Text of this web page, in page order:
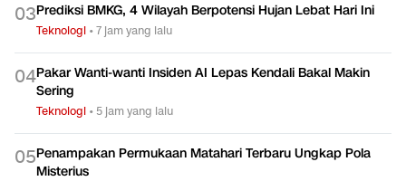
03Prediksi BMKG, 4 Wilayah Berpotensi Hujan Lebat Hari Ini
Teknologi •7 jam yang lalu
04Pakar Wanti-wanti Insiden AI Lepas Kendali Bakal Makin
Sering
Teknologi • 5 jam yang lalu
05Penampakan Permukaan Matahari Terbaru Ungkap Pola
Misterius